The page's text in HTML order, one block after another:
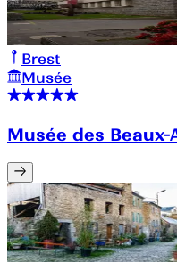
Brest
Musée
Musée des Beaux-